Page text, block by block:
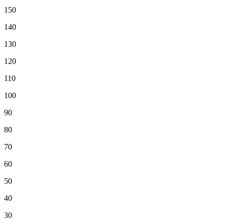
150
140
130
120
110
100
90
80
70
60
50
40
30